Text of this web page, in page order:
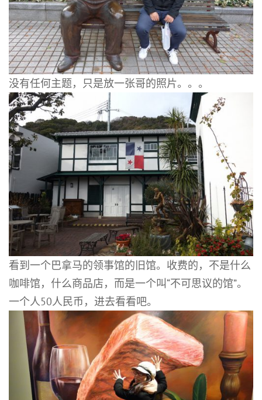
没有任何主题，只是放一张哥的照片。。。
看到一个巴拿马的领事馆的旧馆。收费的，不是什么
咖啡馆，什么商品店，而是一个叫“不可思议的馆”。
一个人50人民币，进去看看吧。